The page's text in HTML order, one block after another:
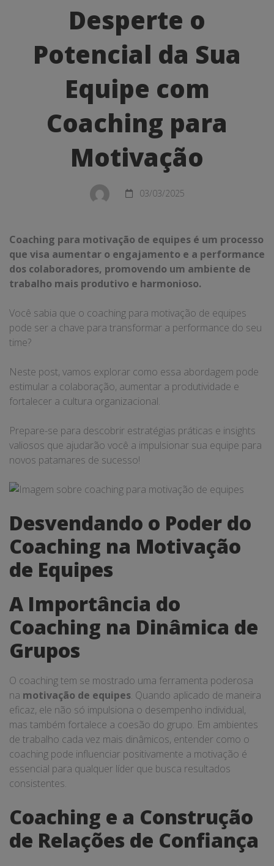
Desperte
Potencial
Equipe
Desperte o
Potencial da Sua
Equipe com
Coaching para
Motivação
03/03/2025
Coaching para motivação de equipes é um processo
que visa aumentar o engajamento e a performance
dos colaboradores, promovendo um ambiente de
trabalho mais produtivo e harmonioso.
Você sabia que o coaching para motivação de equipes
pode ser a chave para transformar a performance do seu
time?
Neste post, vamos explorar como essa abordagem pode
estimular a colaboração, aumentar a produtividade e
fortalecer a cultura organizacional.
Prepare-se para descobrir estratégias práticas e insights
valiosos que ajudarão você a impulsionar sua equipe para
novos patamares de sucesso!
Desvendando o Poder do
Coaching na Motivação
de Equipes
A Importância do
Coaching na Dinâmica de
Grupos
O coaching tem se mostrado uma ferramenta poderosa
na motivação de equipes. Quando aplicado de maneira
eficaz, ele não só impulsiona o desempenho individual,
mas também fortalece a coesão do grupo. Em ambientes
de trabalho cada vez mais dinâmicos, entender como o
coaching pode influenciar positivamente a motivação é
essencial para qualquer líder que busca resultados
consistentes.
Coaching e a Construção
de Relações de Confiança